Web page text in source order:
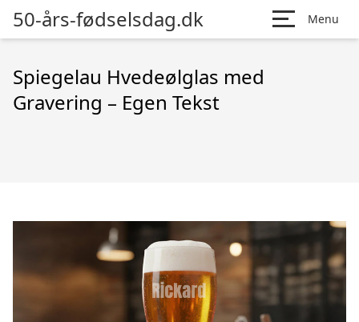
50-års-fødselsdag.dk Menu
Spiegelau Hvedeølglas med
Gravering – Egen Tekst